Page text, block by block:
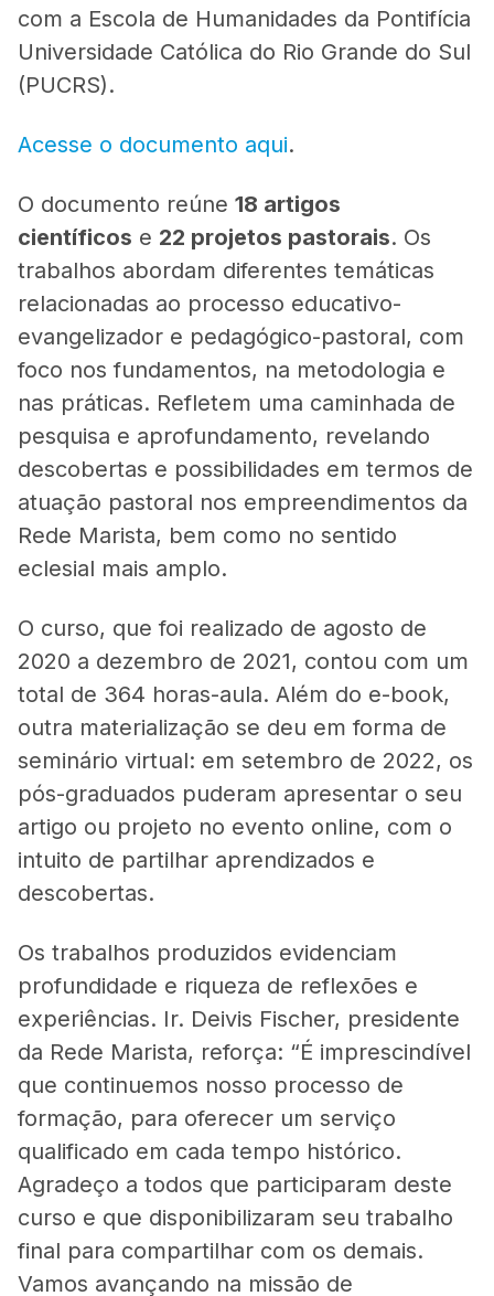
com a Escola de Humanidades da Pontifícia
Universidade Católica do Rio Grande do Sul
(PUCRS).
Acesse o documento aqui.
O documento reúne 18 artigos
científicos e 22 projetos pastorais. Os
trabalhos abordam diferentes temáticas
relacionadas ao processo educativo-
evangelizador e pedagógico-pastoral, com
foco nos fundamentos, na metodologia e
nas práticas. Refletem uma caminhada de
pesquisa e aprofundamento, revelando
descobertas e possibilidades em termos de
atuação pastoral nos empreendimentos da
Rede Marista, bem como no sentido
eclesial mais amplo.
O curso, que foi realizado de agosto de
2020 a dezembro de 2021, contou com um
total de 364 horas-aula. Além do e-book,
outra materialização se deu em forma de
seminário virtual: em setembro de 2022, os
pós-graduados puderam apresentar o seu
artigo ou projeto no evento online, com o
intuito de partilhar aprendizados e
descobertas.
Os trabalhos produzidos evidenciam
profundidade e riqueza de reflexões e
experiências. Ir. Deivis Fischer, presidente
da Rede Marista, reforça: “É imprescindível
que continuemos nosso processo de
formação, para oferecer um serviço
qualificado em cada tempo histórico.
Agradeço a todos que participaram deste
curso e que disponibilizaram seu trabalho
final para compartilhar com os demais.
Vamos avançando na missão de